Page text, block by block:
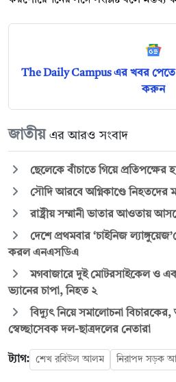
The Daily Campus এর খবর
করুন
জাতীয় এর আরও সংবাদ
ছেলেকে বাঁচাতে গিয়ে প্রতিপক্ষের
সৌদি আরবে অগ্নিকাণ্ডে নিহতদের
রাষ্ট্রীয় সম্মানী ভাতার আওতায়
দেশে প্রথমবার ‘চাইনিজ
করল এনএসডিএ
মগবাজারে দুই মোটরসাইকেল ও
ভ্যানের চাপা, নিহত ২
বিদ্যুৎ নিয়ে সমালোচনা
স্বেচ্ছাসেবক দল-ছাত্রদলের নেতারা
ট্যাগ: শেখ রবিউল আলম নিরাপদ সড়ক